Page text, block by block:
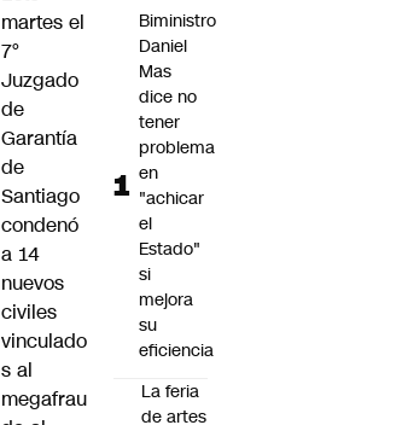
martes el
7°
Juzgado
de
Garantía
de
Santiago
condenó
a 14
nuevos
civiles
vinculado
s al
megafrau
Biministro
Daniel
Mas
dice no
tener
problema
en
"achicar
el
Estado"
si
mejora
su
eficiencia
La feria
de artes